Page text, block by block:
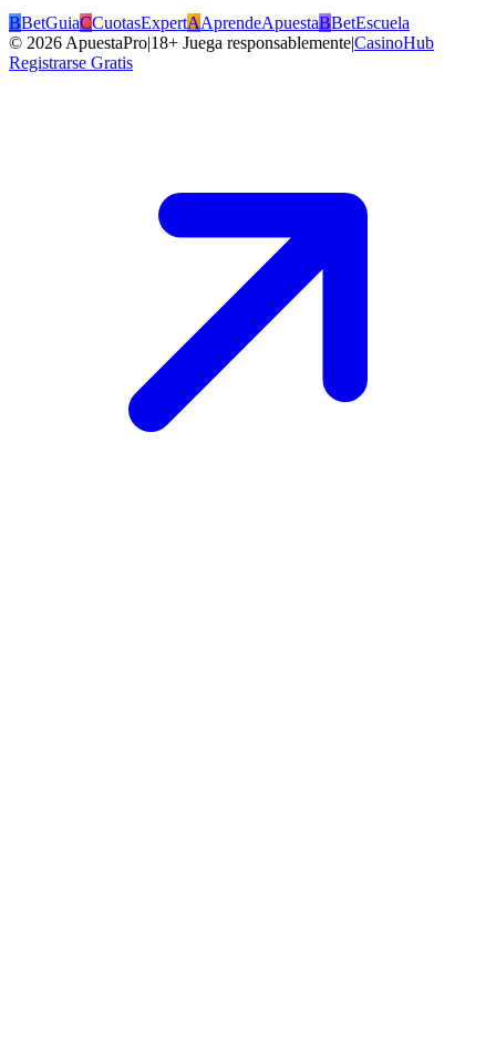
BBetGuiaCCuotasExpertAAprendeApuestaBBetEscuela
© 2026 ApuestaPro|18+ Juega responsablemente|CasinoHub
Registrarse Gratis